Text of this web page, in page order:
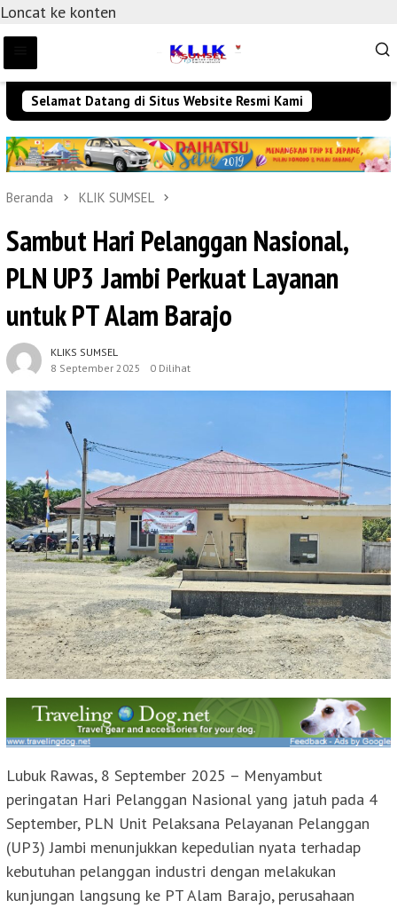
Loncat ke konten
Selamat Datang di Situs Website Resmi Kami
Beranda KLIK SUMSEL
Sambut Hari Pelanggan Nasional,
PLN UP3 Jambi Perkuat Layanan
untuk PT Alam Barajo
KLIKS SUMSEL
8 September 2025
0 Dilihat
Lubuk Rawas, 8 September 2025 – Menyambut
peringatan Hari Pelanggan Nasional yang jatuh pada 4
September, PLN Unit Pelaksana Pelayanan Pelanggan
(UP3) Jambi menunjukkan kepedulian nyata terhadap
kebutuhan pelanggan industri dengan melakukan
kunjungan langsung ke PT Alam Barajo, perusahaan